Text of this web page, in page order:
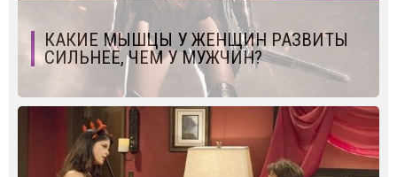
КАКИЕ МЫШЦЫ У ЖЕНЩИН РАЗВИТЫ
СИЛЬНЕЕ, ЧЕМ У МУЖЧИН?